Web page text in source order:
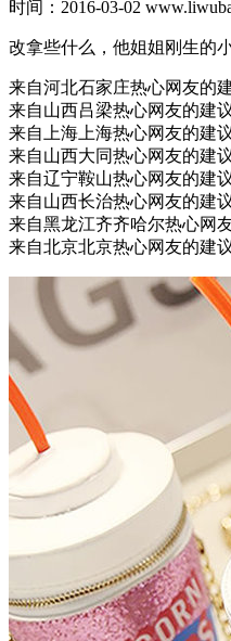
时间：2016-03-02
改拿些什么，他姐姐刚生的
来自河北石家庄热心网友的
来自山西吕梁热心网友的建议
来自上海上海热心网友的建议
来自山西大同热心网友的建议
来自辽宁鞍山热心网友的建议
来自山西长治热心网友的建议
来自黑龙江齐齐哈尔热心网
来自北京北京热心网友的建议